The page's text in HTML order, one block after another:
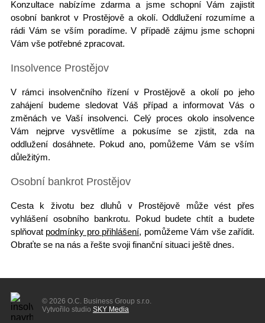
Konzultace nabízíme zdarma a jsme schopní Vám zajistit
osobní bankrot v Prostějově a okolí.Oddlužení rozumíme a
rádi Vám se vším poradíme. V případě zájmu jsme schopni
Vám vše potřebné zpracovat.
Insolvence Prostějov
V rámci insolvenčního řízení v Prostějově a okolí po jeho
zahájení budeme sledovat Váš případ a informovat Vás o
změnách ve Vaší insolvenci. Celý proces okolo insolvence
Vám nejprve vysvětlíme a pokusíme se zjistit, zda na
oddlužení dosáhnete. Pokud ano, pomůžeme Vám se vším
důležitým.
Osobní bankrot Prostějov
Cesta k životu bez dluhů v Prostějově může vést přes
vyhlášení osobního bankrotu. Pokud budete chtít a budete
splňovat podmínky pro přihlášení, pomůžeme Vám vše zařídit.
Obraťte se na nás a řešte svoji finanční situaci ještě dnes.
© 2026 O.C. Business Group s.r.o.
Vytvořilo studio SKY Media